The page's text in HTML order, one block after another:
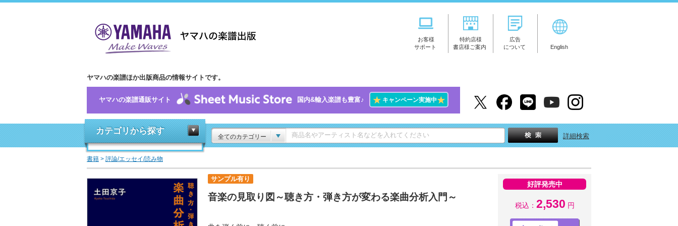
お客様
サポート
特約店様
書店様ご案内
広告
について
English
ヤマハの楽譜ほか出版商品の情報サイトです。
ヤマハの楽譜通販サイト 国内&輸入楽譜も豊富♪ ★キャンペーン実施中★
カテゴリから探す
全てのカテゴリー 詳細検索
書籍 > 評論/エッセイ/読み物
サンプル有り
音楽の見取り図～聴き方・弾き方が変わる楽曲分析入門～
好評発売中
税込： 2,530 円